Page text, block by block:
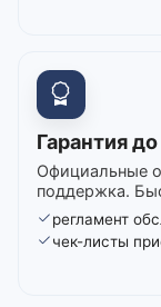
Гарантия
Официальные
поддержка.
регламент
чек-листы